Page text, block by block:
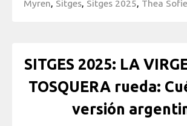
Myren, Sitges, Sitges 2025, Thea
SITGES 2025: LA
TOSQUERA rueda:
versión